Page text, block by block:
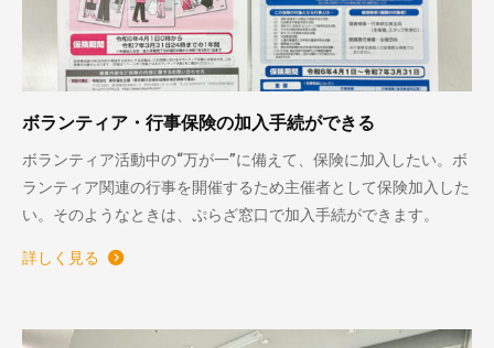
ボランティア・行事保険の加入手続ができる
ボランティア活動中の“万が一”に備えて、保険に加入したい。ボ
ランティア関連の行事を開催するため主催者として保険加入した
い。そのようなときは、ぷらざ窓口で加入手続ができます。
詳しく見る